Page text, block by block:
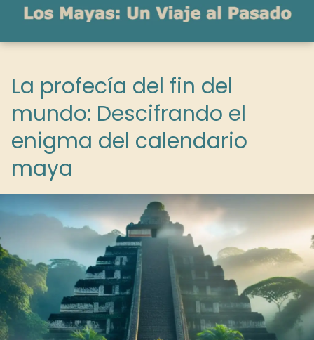
La profecía del fin del
mundo: Descifrando el
enigma del calendario
maya